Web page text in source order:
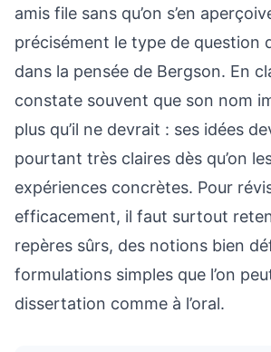
amis file sans qu’on s’en
précisément le type de question
dans la pensée de Bergson. En
constate souvent que son nom
plus qu’il ne devrait : ses idées
pourtant très claires dès qu’on
expériences concrètes. Pour
efficacement, il faut surtout
repères sûrs, des notions bien
formulations simples que l’on
dissertation comme à l’oral.